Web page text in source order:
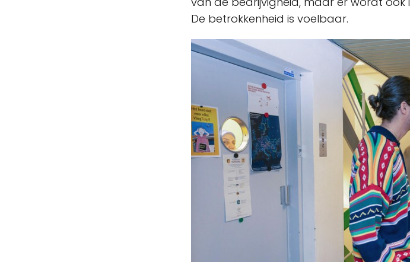
De betrokkenheid is voelbaar.